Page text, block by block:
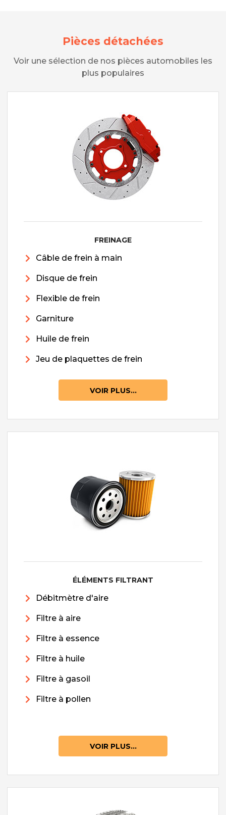
Pièces détachées
Voir une sélection de nos pièces automobiles les
plus populaires
FREINAGE
Câble de frein à main
Disque de frein
Flexible de frein
Garniture
Huile de frein
Jeu de plaquettes de frein
VOIR PLUS...
ÉLÉMENTS FILTRANT
Débitmètre d'aire
Filtre à aire
Filtre à essence
Filtre à huile
Filtre à gasoil
Filtre à pollen
VOIR PLUS...